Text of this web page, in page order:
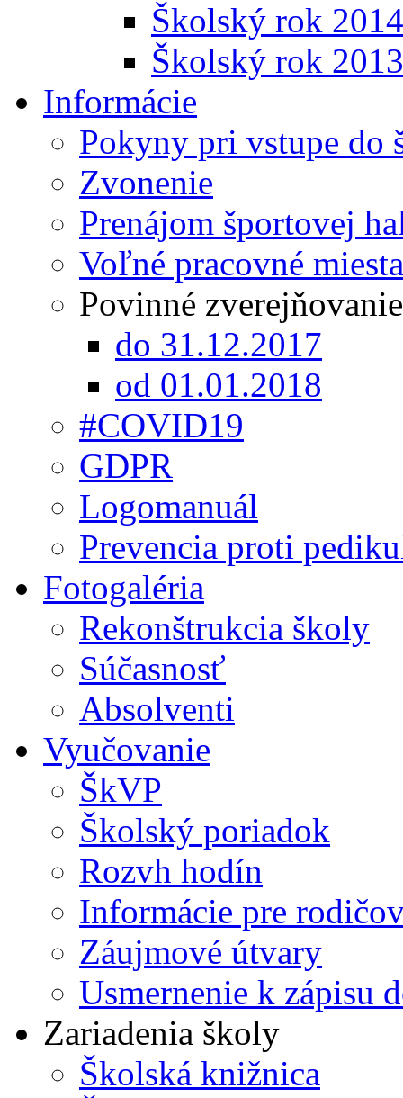
Školský rok
Školský rok
Informácie
Pokyny pri vstupe do
Zvonenie
Prenájom športovej
Voľné pracovné miesta
Povinné zverejňovanie
do 31.12.2017
od 01.01.2018
#COVID19
GDPR
Logomanuál
Prevencia proti
Fotogaléria
Rekonštrukcia školy
Súčasnosť
Absolventi
Vyučovanie
ŠkVP
Školský poriadok
Rozvh hodín
Informácie pre
Záujmové útvary
Usmernenie k zápisu
Zariadenia školy
Školská knižnica